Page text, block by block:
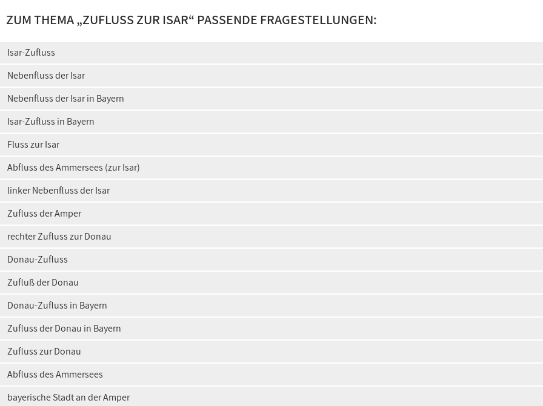
ZUM THEMA „ZUFLUSS ZUR ISAR“ PASSENDE FRAGESTELLUNGEN:
Isar-Zufluss
Nebenfluss der Isar
Nebenfluss der Isar in Bayern
Isar-Zufluss in Bayern
Fluss zur Isar
Abfluss des Ammersees (zur Isar)
linker Nebenfluss der Isar
Zufluss der Amper
rechter Zufluss zur Donau
Donau-Zufluss
Zufluß der Donau
Donau-Zufluss in Bayern
Zufluss der Donau in Bayern
Zufluss zur Donau
Abfluss des Ammersees
bayerische Stadt an der Amper